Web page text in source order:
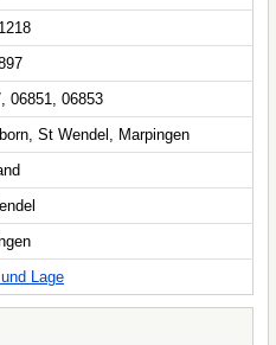
06851, 06853
St Wendel, Marpingen
Lage